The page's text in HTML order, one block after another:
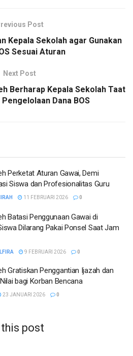
Post
Kepala Sekolah agar Gunakan
Sesuai Aturan
Next Post
Berharap Kepala Sekolah Taat
Dana BOS
Perketat Aturan Gawai, Demi
Siswa dan Profesionalitas Guru
11 FEBRUARI 2026 0
Batasi Penggunaan Gawai di
Dilarang Pakai Ponsel Saat Jam
9 FEBRUARI 2026 0
Gratiskan Penggantian Ijazah dan
bagi Korban Bencana
23 JANUARI 2026 0
post